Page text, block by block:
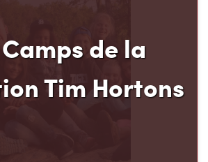
de la
Tim Hortons